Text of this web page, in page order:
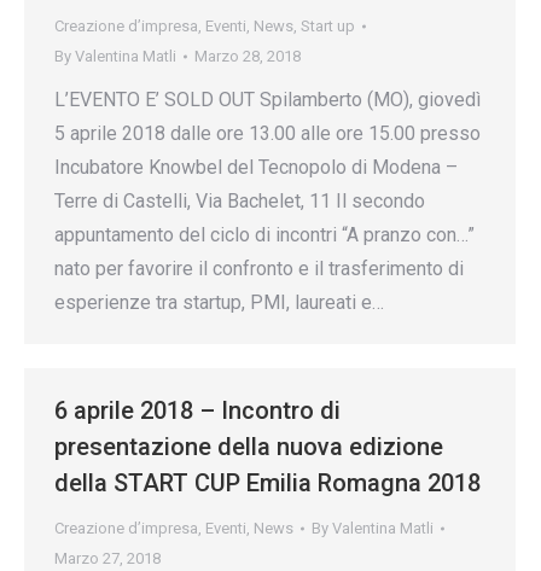
Creazione d’impresa, Eventi, News, Start up
By Valentina Matli Marzo 28, 2018
L’EVENTO E’ SOLD OUT Spilamberto (MO), giovedì
5 aprile 2018 dalle ore 13.00 alle ore 15.00 presso
Incubatore Knowbel del Tecnopolo di Modena –
Terre di Castelli, Via Bachelet, 11 Il secondo
appuntamento del ciclo di incontri “A pranzo con…”
nato per favorire il confronto e il trasferimento di
esperienze tra startup, PMI, laureati e…
6 aprile 2018 – Incontro di
presentazione della nuova edizione
della START CUP Emilia Romagna 2018
Creazione d’impresa, Eventi, News By Valentina Matli
Marzo 27, 2018